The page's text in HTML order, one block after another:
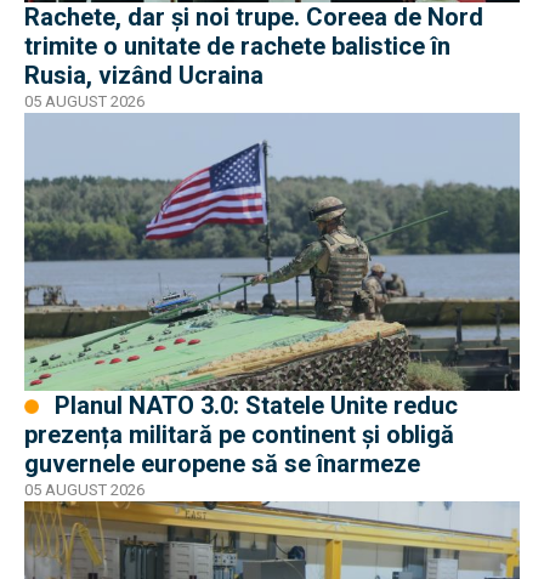
Rachete, dar și noi trupe. Coreea de Nord
trimite o unitate de rachete balistice în
Rusia, vizând Ucraina
05 AUGUST 2026
prezența militară pe continent și obligă
guvernele europene să se înarmeze
05 AUGUST 2026